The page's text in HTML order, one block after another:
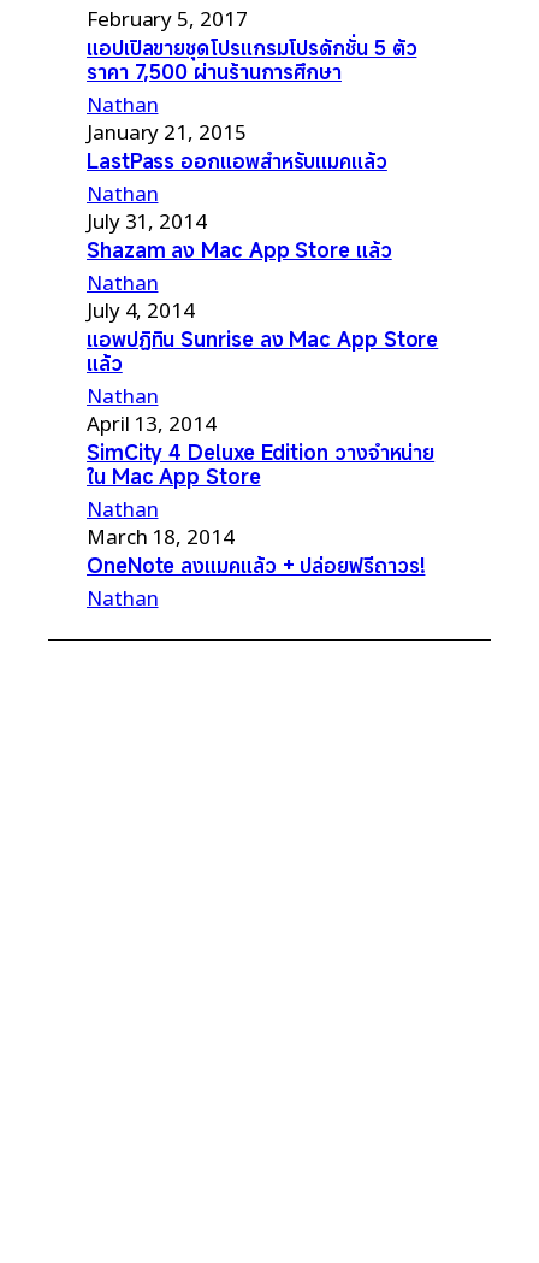
February 5, 2017
แอปเปิลขายชุดโปรแกรมโปรดักชั่น 5 ตัว
ราคา 7,500 ผ่านร้านการศึกษา
Nathan
January 21, 2015
LastPass ออกแอพสำหรับแมคแล้ว
Nathan
July 31, 2014
Shazam ลง Mac App Store แล้ว
Nathan
July 4, 2014
แอพปฏิทิน Sunrise ลง Mac App Store
แล้ว
Nathan
April 13, 2014
SimCity 4 Deluxe Edition วางจำหน่าย
ใน Mac App Store
Nathan
March 18, 2014
OneNote ลงแมคแล้ว + ปล่อยฟรีถาวร!
Nathan